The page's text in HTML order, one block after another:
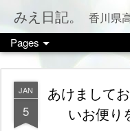
みえ日記。 香川県高松市 吉田建設の日常をお伝えしま
Pages
JAN
5
あけまして
いお便り